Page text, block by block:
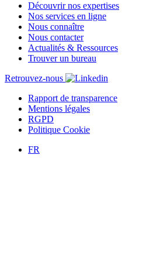
Découvrir nos expertises
Nos services en ligne
Nous connaître
Nous contacter
Actualités & Ressources
Trouver un bureau
Retrouvez-nous
Rapport de transparence
Mentions légales
RGPD
Politique Cookie
FR